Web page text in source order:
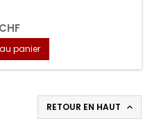
panier
RETOUR EN HAUT 